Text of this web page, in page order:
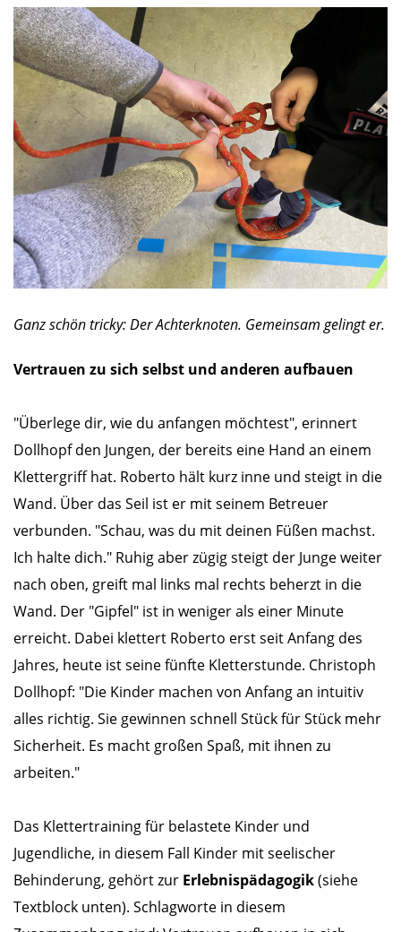
Ganz schön tricky: Der Achterknoten. Gemeinsam gelingt er.
Vertrauen zu sich selbst und anderen aufbauen
"Überlege dir, wie du anfangen möchtest", erinnert
Dollhopf den Jungen, der bereits eine Hand an einem
Klettergriff hat. Roberto hält kurz inne und steigt in die
Wand. Über das Seil ist er mit seinem Betreuer
verbunden. "Schau, was du mit deinen Füßen machst.
Ich halte dich." Ruhig aber zügig steigt der Junge weiter
nach oben, greift mal links mal rechts beherzt in die
Wand. Der "Gipfel" ist in weniger als einer Minute
erreicht. Dabei klettert Roberto erst seit Anfang des
Jahres, heute ist seine fünfte Kletterstunde. Christoph
Dollhopf: "Die Kinder machen von Anfang an intuitiv
alles richtig. Sie gewinnen schnell Stück für Stück mehr
Sicherheit. Es macht großen Spaß, mit ihnen zu
arbeiten."
Das Klettertraining für belastete Kinder und
Jugendliche, in diesem Fall Kinder mit seelischer
Behinderung, gehört zur Erlebnispädagogik(siehe
Textblock unten). Schlagworte in diesem